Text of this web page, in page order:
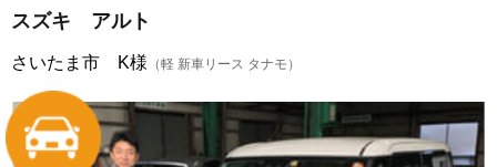
スズキ アルト
さいたま市 K様 （軽 新車リース タナモ）